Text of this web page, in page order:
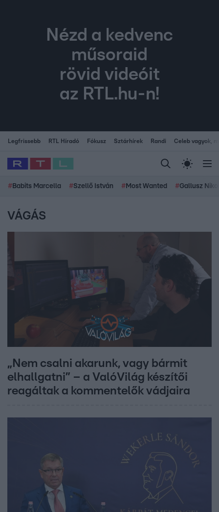
Nézd a kedvenc
műsoraid
rövid videóit
az RTL.hu-n!
Legfrissebb RTL Híradó Fókusz Sztárhírek Randi Celeb vagyok,
# Babits Marcella #Szellő István # Most Wanted #Gallusz
VÁGÁS
„Nem csalni akarunk, vagy bármit
elhallgatni” – a ValóVilág készítői
reagáltak a kommentelők vádjaira